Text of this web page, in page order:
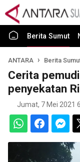
Berita Sumut
ANTARA Berita
Cerita
penyekatan
Jumat, 7 Mei 2021